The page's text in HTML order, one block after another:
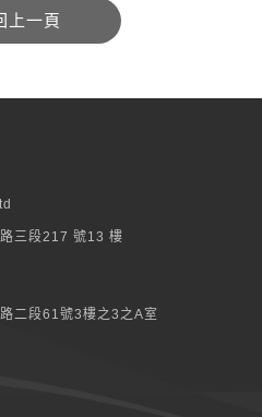
三段217 號13 樓
二段61號3樓之3之A室